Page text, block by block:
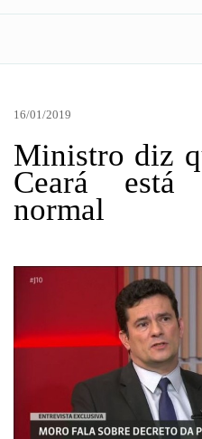
16/01/2019
Ministro diz
Ceará
normal